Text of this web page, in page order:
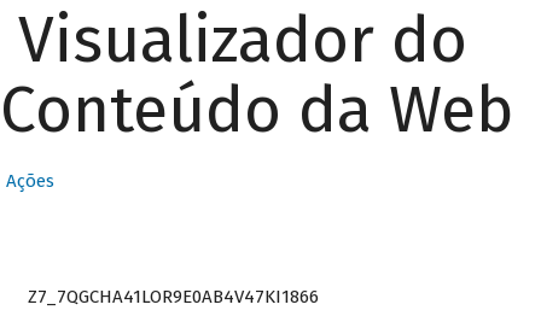
Visualizador do
Conteúdo da Web
Ações
Z7_7QGCHA41LOR9E0AB4V47KI1866